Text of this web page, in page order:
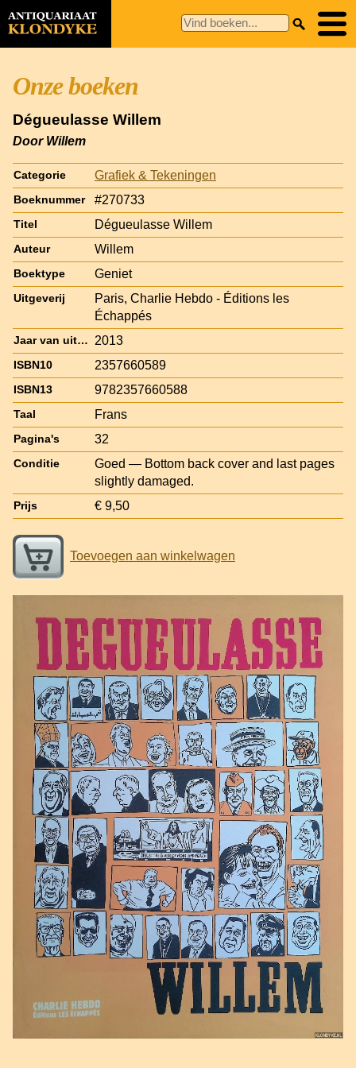
Onze boeken
Dégueulasse Willem
Door Willem
Categorie Grafiek & Tekeningen
Boeknummer #270733
Titel Dégueulasse Willem
Auteur Willem
Boektype Geniet
Uitgeverij
Paris, Charlie Hebdo - Éditions les
Échappés
Jaar van uitgave 2013
ISBN10 2357660589
ISBN13 9782357660588
Taal Frans
Pagina's 32
Conditie
Goed — Bottom back cover and last pages
slightly damaged.
Prijs € 9,50
Toevoegen aan winkelwagen